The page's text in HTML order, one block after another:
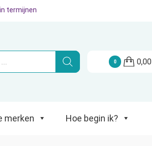
Hoe begin ik?
termijnen
0 0,00
merken Hoe begin ik?